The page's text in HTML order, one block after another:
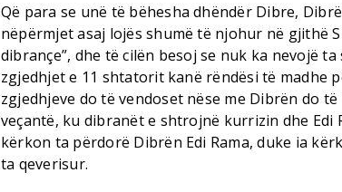
Që para se unë të bëhesha dhëndër Dibre,
nëpërmjet asaj lojës shumë të njohur në gjithë
dibrançe”, dhe të cilën besoj se nuk ka nevojë
zgjedhjet e 11 shtatorit kanë rëndësi të madhe
zgjedhjeve do të vendoset nëse me Dibrën do
veçantë, ku dibranët e shtrojnë kurrizin dhe Edi
kërkon ta përdorë Dibrën Edi Rama, duke ia
ta qeverisur.